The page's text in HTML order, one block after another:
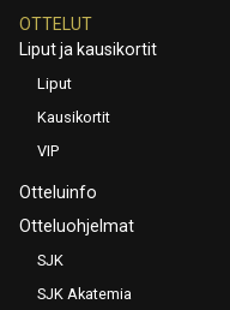
OTTELUT
Liput ja kausikortit
Liput
Kausikortit
VIP
Otteluinfo
Otteluohjelmat
SJK
SJK Akatemia